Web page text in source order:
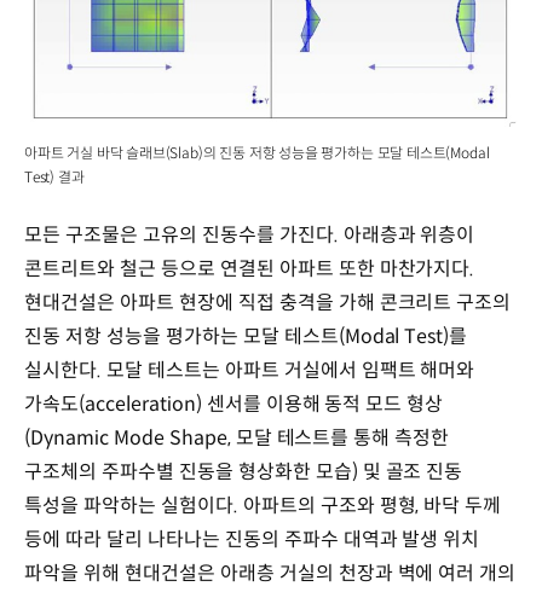
아파트 거실 바닥 슬래브(Slab)의 진동 저항 성능을 평가하는 모달 테스트(Modal
Test) 결과
모든 구조물은 고유의 진동수를 가진다. 아래층과 위층이
콘트리트와 철근 등으로 연결된 아파트 또한 마찬가지다.
현대건설은 아파트 현장에 직접 충격을 가해 콘크리트 구조의
진동 저항 성능을 평가하는 모달 테스트(Modal Test)를
실시한다. 모달 테스트는 아파트 거실에서 임팩트 해머와
가속도(acceleration) 센서를 이용해 동적 모드 형상
(Dynamic Mode Shape, 모달 테스트를 통해 측정한
구조체의 주파수별 진동을 형상화한 모습) 및 골조 진동
특성을 파악하는 실험이다. 아파트의 구조와 평형, 바닥 두께
등에 따라 달리 나타나는 진동의 주파수 대역과 발생 위치
파악을 위해 현대건설은 아래층 거실의 천장과 벽에 여러 개의